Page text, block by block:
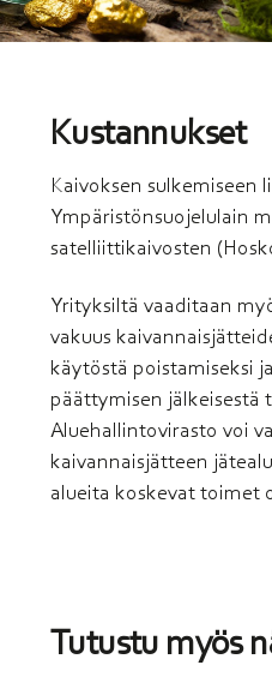
Kustannukset
Kaivoksen sulkemiseen
Ympäristönsuojelulain
satelliittikaivosten
Yrityksiltä vaaditaan
vakuus
käytöstä poistamiseksi
päättymisen jälkeisestä
Aluehallintovirasto voi
kaivannaisjätteen
alueita koskevat toimet
Tutustu myös